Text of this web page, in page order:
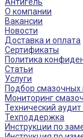
О компании
Вакансии
Новости
Доставка и оплата
Сертификаты
Политика
Статьи
Услуги
Подбор смазочных
Мониторинг
Технический
Техподдержка
Инструкции по